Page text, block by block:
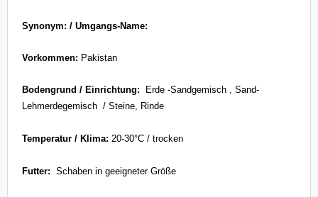
Synonym: / Umgangs-Name:
Vorkommen: Pakistan
Bodengrund / Einrichtung: Erde -Sandgemisch , Sand-
Lehmerdegemisch / Steine, Rinde
Temperatur / Klima: 20-30°C / trocken
Futter: Schaben in geeigneter Größe